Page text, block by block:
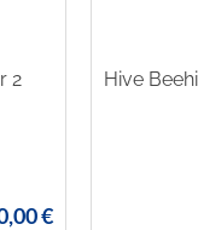
2
€
Hive